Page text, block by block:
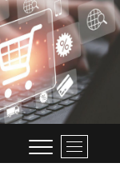
P
r